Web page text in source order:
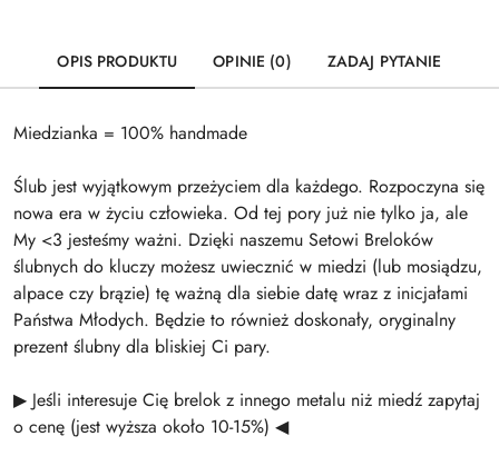
OPIS PRODUKTU OPINIE (0) ZADAJ PYTANIE
Miedzianka = 100% handmade
Ślub jest wyjątkowym przeżyciem dla każdego. Rozpoczyna się
nowa era w życiu człowieka. Od tej pory już nie tylko ja, ale
My <3 jesteśmy ważni. Dzięki naszemu Setowi Breloków
ślubnych do kluczy możesz uwiecznić w miedzi (lub mosiądzu,
alpace czy brązie) tę ważną dla siebie datę wraz z inicjałami
Państwa Młodych. Będzie to również doskonały, oryginalny
prezent ślubny dla bliskiej Ci pary.
▶ Jeśli interesuje Cię brelok z innego metalu niż miedź zapytaj
o cenę (jest wyższa około 10-15%) ◀